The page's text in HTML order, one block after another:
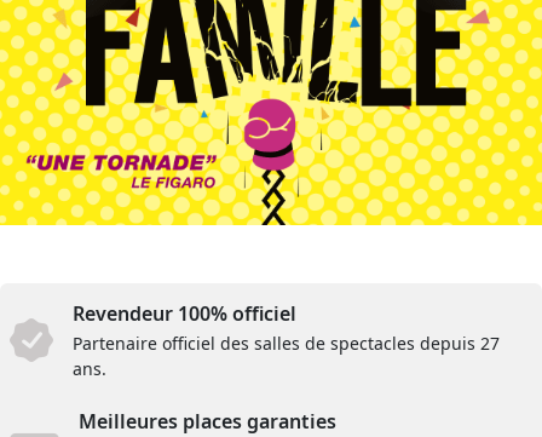
Revendeur 100% officiel
Partenaire officiel des salles de spectacles depuis 27
ans.
Meilleures places garanties